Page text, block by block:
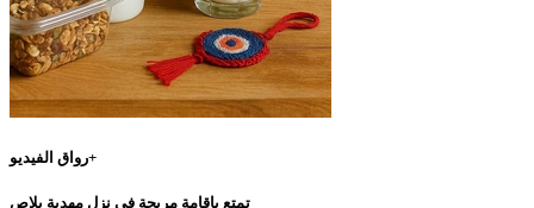
رواق الفيديو+
تمتع بإقامة مريحة في نزل مهدية بلاص